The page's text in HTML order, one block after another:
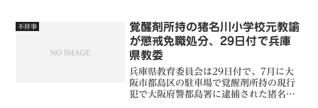
フト（米国ワシントン州レドモンド市）
による米国商業ゲーム大手の...
不祥事
覚醒剤所持の猪名川小学校元教諭
が懲戒免職処分、29日付で兵庫
県教委
兵庫県教育委員会は29日付で、7月に大
阪市都島区の駐車場で覚醒剤所持の現行
犯で大阪府警都島署に逮捕された猪名川